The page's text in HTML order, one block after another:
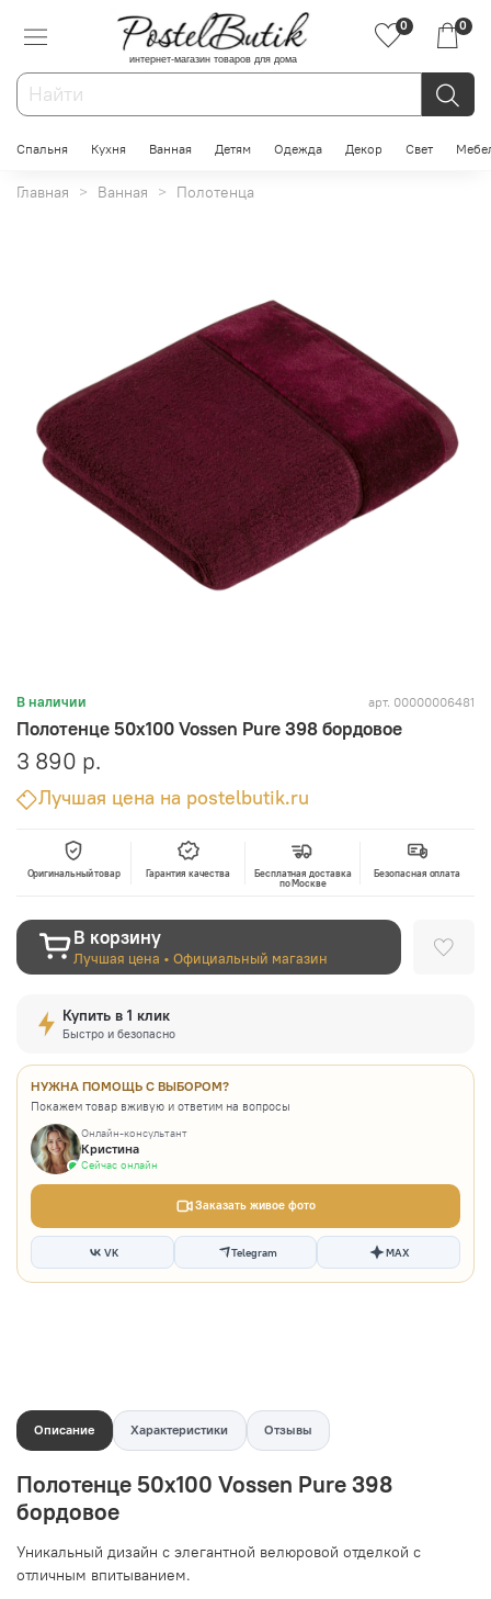
интернет-магазин товаров для дома
0 0
Спальня Кухня Ванная Детям Одежда Декор Свет
Главная Ванная Полотенца
В наличии арт. 00000006481
Полотенце 50х100 Vossen Pure 398 бордовое
3 890 р.
Лучшая цена на postelbutik.ru
Оригинальный товар Гарантия качества
Бесплатная доставка
по Москве
Безопасная оплата
В корзину
Лучшая цена • Официальный магазин
Купить в 1 клик
Быстро и безопасно
НУЖНА ПОМОЩЬ С ВЫБОРОМ?
Покажем товар вживую и ответим на вопросы
Онлайн-консультант
Кристина
Сейчас онлайн
Заказать живое фото
VK Telegram MAX
Описание Характеристики Отзывы
Полотенце 50х100 Vossen Pure 398
бордовое
Уникальный дизайн с элегантной велюровой отделкой c
отличным впитыванием.